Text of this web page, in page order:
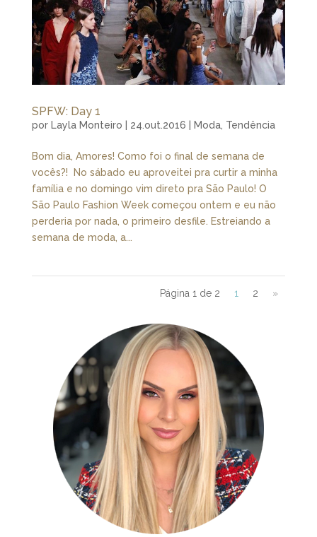
SPFW: Day 1
por Layla Monteiro 24.out.2016 Moda, Tendência
Bom dia, Amores! Como foi o final de semana de
vocês?! No sábado eu aproveitei pra curtir a minha
família e no domingo vim direto pra São Paulo! O
São Paulo Fashion Week começou ontem e eu não
perderia por nada, o primeiro desfile. Estreiando a
semana de moda, a...
Página 1 de 2 1 2 »